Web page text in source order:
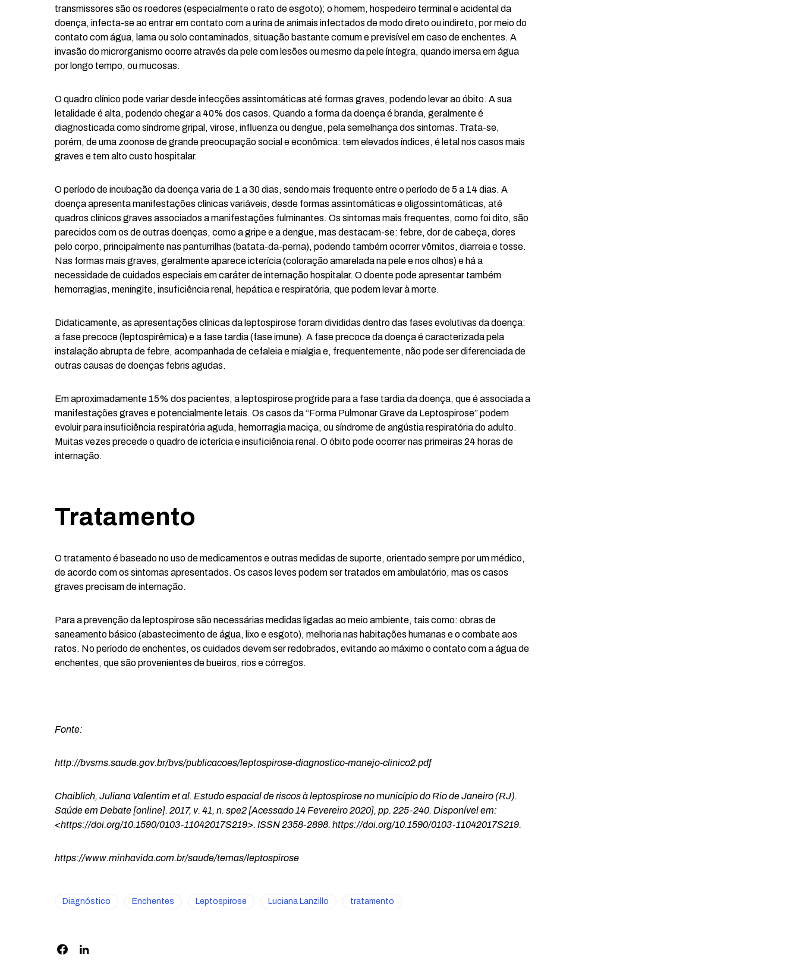
transmissores são os roedores (especialmente o rato de esgoto); o homem, hospedeiro terminal e acidental da
doença, infecta-se ao entrar em contato com a urina de animais infectados de modo direto ou indireto, por meio do
contato com água, lama ou solo contaminados, situação bastante comum e previsível em caso de enchentes. A
invasão do microrganismo ocorre através da pele com lesões ou mesmo da pele íntegra, quando imersa em água
por longo tempo, ou mucosas.
O quadro clínico pode variar desde infecções assintomáticas até formas graves, podendo levar ao óbito. A sua
letalidade é alta, podendo chegar a 40% dos casos. Quando a forma da doença é branda, geralmente é
diagnosticada como síndrome gripal, virose, influenza ou dengue, pela semelhança dos sintomas. Trata-se,
porém, de uma zoonose de grande preocupação social e econômica: tem elevados índices, é letal nos casos mais
graves e tem alto custo hospitalar.
O período de incubação da doença varia de 1 a 30 dias, sendo mais frequente entre o período de 5 a 14 dias. A
doença apresenta manifestações clínicas variáveis, desde formas assintomáticas e oligossintomáticas, até
quadros clínicos graves associados a manifestações fulminantes. Os sintomas mais frequentes, como foi dito, são
parecidos com os de outras doenças, como a gripe e a dengue, mas destacam-se: febre, dor de cabeça, dores
pelo corpo, principalmente nas panturrilhas (batata-da-perna), podendo também ocorrer vômitos, diarreia e tosse.
Nas formas mais graves, geralmente aparece icterícia (coloração amarelada na pele e nos olhos) e há a
necessidade de cuidados especiais em caráter de internação hospitalar. O doente pode apresentar também
hemorragias, meningite, insuficiência renal, hepática e respiratória, que podem levar à morte.
Didaticamente, as apresentações clínicas da leptospirose foram divididas dentro das fases evolutivas da doença:
a fase precoce (leptospirêmica) e a fase tardia (fase imune). A fase precoce da doença é caracterizada pela
instalação abrupta de febre, acompanhada de cefaleia e mialgia e, frequentemente, não pode ser diferenciada de
outras causas de doenças febris agudas.
Em aproximadamente 15% dos pacientes, a leptospirose progride para a fase tardia da doença, que é associada a
manifestações graves e potencialmente letais. Os casos da “Forma Pulmonar Grave da Leptospirose” podem
evoluir para insuficiência respiratória aguda, hemorragia maciça, ou síndrome de angústia respiratória do adulto.
Muitas vezes precede o quadro de icterícia e insuficiência renal. O óbito pode ocorrer nas primeiras 24 horas de
internação.
Tratamento
O tratamento é baseado no uso de medicamentos e outras medidas de suporte, orientado sempre por um médico,
de acordo com os sintomas apresentados. Os casos leves podem ser tratados em ambulatório, mas os casos
graves precisam de internação.
Para a prevenção da leptospirose são necessárias medidas ligadas ao meio ambiente, tais como: obras de
saneamento básico (abastecimento de água, lixo e esgoto), melhoria nas habitações humanas e o combate aos
ratos. No período de enchentes, os cuidados devem ser redobrados, evitando ao máximo o contato com a água de
enchentes, que são provenientes de bueiros, rios e córregos.
Fonte:
http://bvsms.saude.gov.br/bvs/publicacoes/leptospirose-diagnostico-manejo-clinico2.pdf
Chaiblich, Juliana Valentim et al. Estudo espacial de riscos à leptospirose no município do Rio de Janeiro (RJ).
Saúde em Debate [online]. 2017, v. 41, n. spe2 [Acessado 14 Fevereiro 2020], pp. 225-240. Disponível em:
<https://doi.org/10.1590/0103-11042017S219>. ISSN 2358-2898. https://doi.org/10.1590/0103-11042017S219.
https://www.minhavida.com.br/saude/temas/leptospirose
Diagnóstico Enchentes Leptospirose Luciana Lanzillo tratamento